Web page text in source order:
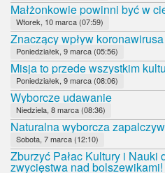
Małżonkowie powinni być w
Wtorek, 10 marca (07:59)
Znaczący wpływ
Poniedziałek, 9 marca (05:56)
Misja to przede wszystkim
Poniedziałek, 9 marca (08:06)
Wyborcze udawanie
Niedziela, 8 marca (08:36)
Naturalna wyborcza
Sobota, 7 marca (12:10)
Zburzyć Pałac Kultury i
zwycięstwa nad bolszewikami!